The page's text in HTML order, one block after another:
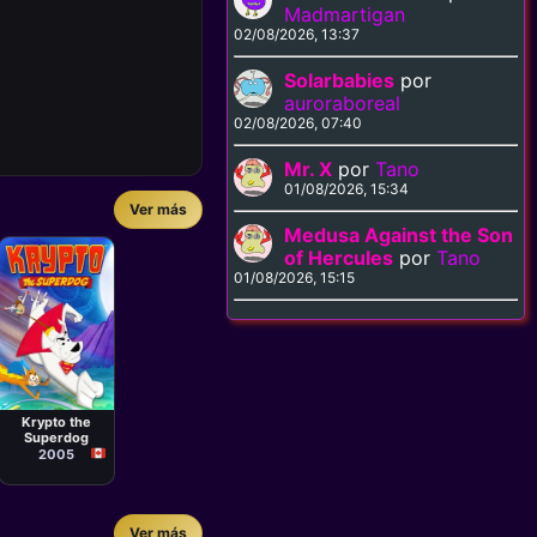
Ver más
Serie
Scott Jeralds
Krypto the
Superdog
2005
Ver más
Madmartigan
02/08/2026, 13:37
Solarbabies por
auroraboreal
02/08/2026, 07:40
Mr. X porTano
01/08/2026, 15:34
Medusa Against the Son
of Hercules porTano
01/08/2026, 15:15